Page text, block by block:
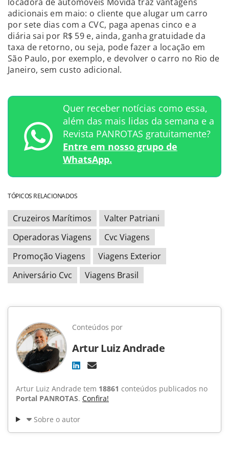
adicionais em maio: o cliente que alugar um carro
por sete dias com a CVC, paga apenas cinco e a
diária sai por R$ 59 e, ainda, ganha gratuidade da
taxa de retorno, ou seja, pode fazer a locação em
São Paulo, por exemplo, e devolver o carro no Rio de
Janeiro, sem custo adicional.
Quer receber notícias como essa,
além das mais lidas da semana e a
Revista PANROTAS gratuitamente?
Entre em nosso grupo de
WhatsApp.
TÓPICOS RELACIONADOS
Cruzeiros Marítimos
Valter Patriani
Operadoras Viagens
Cvc Viagens
Promoção Viagens
Viagens Exterior
Aniversário Cvc
Viagens Brasil
Conteúdos por
Artur Luiz Andrade
Artur Luiz Andrade tem 18861 conteúdos publicados no
Portal PANROTAS. Confira!
Sobre o autor